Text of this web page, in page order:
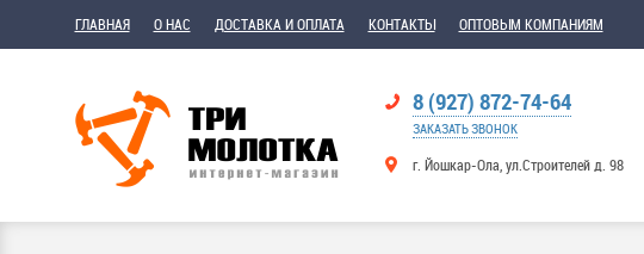
ГЛАВНАЯ О НАС ДОСТАВКА И ОПЛАТА КОНТАКТЫ ОПТОВЫМ КОМПАНИЯМ
8 (927) 872-74-64
ЗАКАЗАТЬ ЗВОНОК
г. Йошкар-Ола, ул.Строителей д. 98